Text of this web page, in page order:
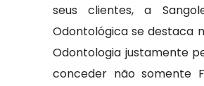
seus clientes, a
Odontológica se destaca
Odontologia justamente
conceder não somente